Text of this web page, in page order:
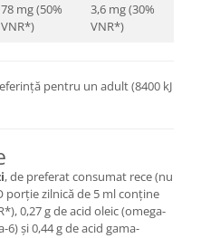
78 mg (50%
VNR*)
3,6 mg (30%
VNR*)
pentru un adult (8400 kJ
, de preferat consumat rece (nu
porție zilnică de 5 ml conține
0,27 g de acid oleic (omega-
6) și 0,44 g de acid gama-